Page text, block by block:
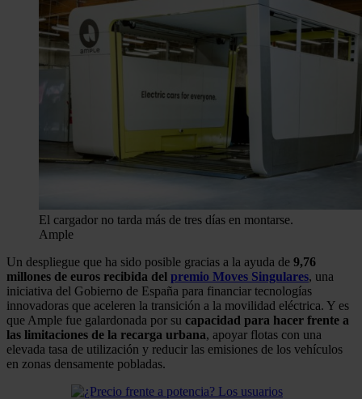
El cargador no tarda más de tres días en montarse.
Ample
Un despliegue que ha sido posible gracias a la ayuda de 9,76
millones de euros recibida del premio Moves Singulares, una
iniciativa del Gobierno de España para financiar tecnologías
innovadoras que aceleren la transición a la movilidad eléctrica. Y es
que Ample fue galardonada por su capacidad para hacer frente a
las limitaciones de la recarga urbana, apoyar flotas con una
elevada tasa de utilización y reducir las emisiones de los vehículos
en zonas densamente pobladas.